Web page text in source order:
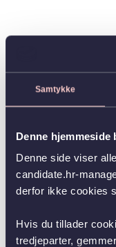
Samtykke
Denne hjemmeside
Denne side viser
candidate.hr-
derfor ikke cookies
Hvis du tillader
tredjeparter,